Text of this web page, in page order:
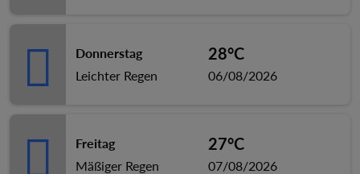
Donnerstag
Leichter Regen
28°C
06/08/2026
Freitag
Mäßiger Regen
27°C
07/08/2026